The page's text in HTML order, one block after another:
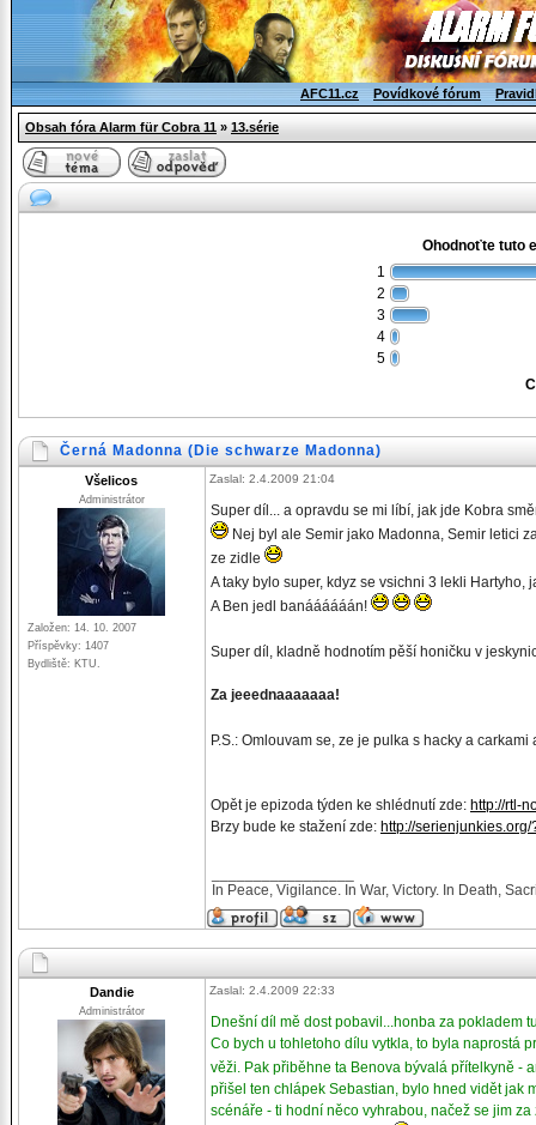
AFC11.cz Povídkové fórum
Obsah fóra Alarm für Cobra 11 » 13.série
Ohodnoťte tuto
1
2
3
4
5
Černá Madonna (Die schwarze Madonna)
Všelicos
Administrátor
Založen: 14. 10. 2007
Příspěvky: 1407
Bydliště: KTU.
Zaslal: 2.4.2009 21:04
Super díl... a opravdu se mi líbí, jak jde Kobra
Nej byl ale Semir jako Madonna, Semir letici
ze zidle
A taky bylo super, kdyz se vsichni 3 lekli
A Ben jedl banáááááán!
Super díl, kladně hodnotím pěší honičku v
Za jeeednaaaaaaa!
P.S.: Omlouvam se, ze je pulka s hacky a
Opět je epizoda týden ke shlédnutí zde: http://rtl-
Brzy bude ke stažení zde: http://serienjunkies.org/
In Peace, Vigilance. In War, Victory. In Death,
Dandie
Administrátor
Zaslal: 2.4.2009 22:33
Dnešní díl mě dost pobavil...honba za pokladem
Co bych u tohletoho dílu vytkla, to byla naprostá
věži. Pak přiběhne ta Benova bývalá přítelkyně -
přišel ten chlápek Sebastian, bylo hned vidět jak
scénáře - ti hodní něco vyhrabou, načež se jim